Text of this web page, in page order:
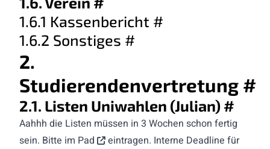
1.6.1 Kassenbericht #
1.6.2 Sonstiges #
2.
Studierendenvertretung #
2.1. Listen Uniwahlen (Julian) #
Aahhh die Listen müssen in 3 Wochen schon fertig
sein. Bitte im Pad
eintragen. Interne Deadline für